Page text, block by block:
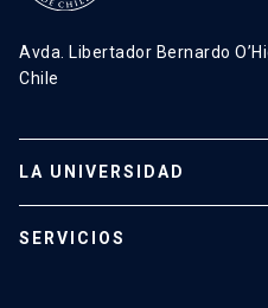
Avda. Libertador Bernardo
Chile
LA UNIVERSIDAD
SERVICIOS